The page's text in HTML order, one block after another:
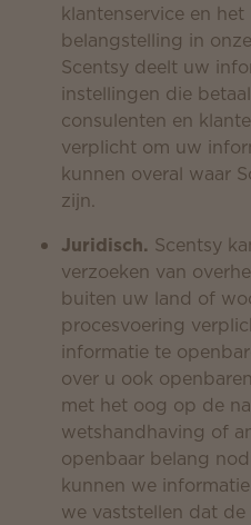
klantenservice en
belangstelling in
Scentsy deelt uw
instellingen die
consulenten en
verplicht om uw
kunnen overal waar
zijn.
Juridisch. Scentsy
verzoeken van
buiten uw land of
procesvoering
informatie te
over u ook
met het oog op de
wetshandhaving of
openbaar belang
kunnen we
we vaststellen dat